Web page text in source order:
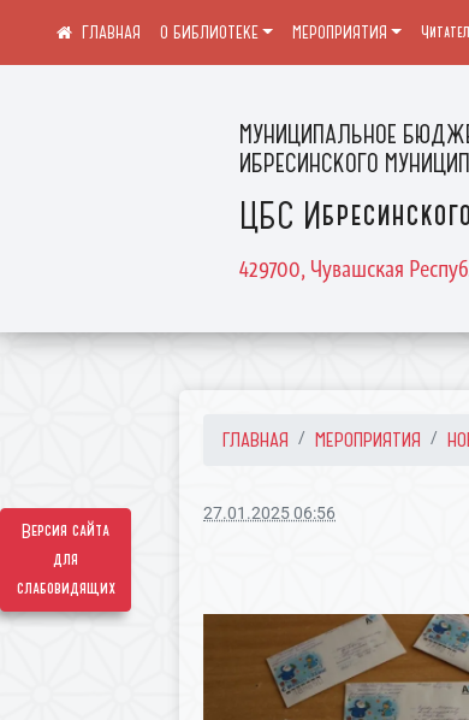
Версия сайта
для
слабовидящих
МУНИЦИПАЛЬНОЕ
ИБРЕСИНСКОГО
ЦБС
429700, Чувашская
О БИБЛИОТЕКЕ МЕРОПРИЯТИЯ
ГЛАВНАЯ МЕРОПРИЯТИЯ
27.01.2025 06:56